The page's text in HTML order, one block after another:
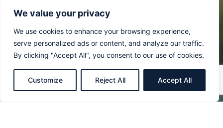
We value your privacy
We use cookies to enhance your browsing experience,
serve personalized ads or content, and analyze our traffic.
By clicking "Accept All", you consent to our use of cookies.
Customize Reject All Accept All